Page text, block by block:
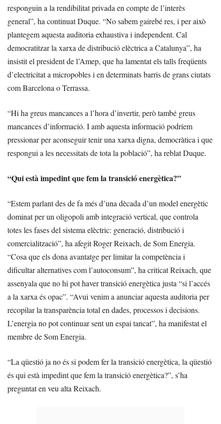
responguin a la rendibilitat privada en compte de l’interès
general”, ha continuat Duque. “No sabem gairebé res, i per això
plantegem aquesta auditoria exhaustiva i independent. Cal
democratitzar la xarxa de distribució elèctrica a Catalunya”, ha
insistit el president de l’Amep, que ha lamentat els talls freqüents
d’electricitat a micropobles i en determinats barris de grans ciutats
com Barcelona o Terrassa.
“Hi ha greus mancances a l’hora d’invertir, però també greus
mancances d’informació. I amb aquesta informació podríem
pressionar per aconseguir tenir una xarxa digna, democràtica i que
respongui a les necessitats de tota la població”, ha reblat Duque.
“Qui està impedint que fem la transició energètica?”
“Estem parlant des de fa més d’una dècada d’un model energètic
dominat per un oligopoli amb integració vertical, que controla
totes les fases del sistema elèctric: generació, distribució i
comercialització”, ha afegit Roger Reixach, de Som Energia.
“Cosa que els dona avantatge per limitar la competència i
dificultar alternatives com l’autoconsum”, ha criticat Reixach, que
assenyala que no hi pot haver transició energètica justa “si l’accés
a la xarxa és opac”. “Avui venim a anunciar aquesta auditoria per
recopilar la transparència total en dades, processos i decisions.
L’energia no pot continuar sent un espai tancat”, ha manifestat el
membre de Som Energia.
“La qüestió ja no és si podem fer la transició energètica, la qüestió
és qui està impedint que fem la transició energètica?”, s’ha
preguntat en veu alta Reixach.